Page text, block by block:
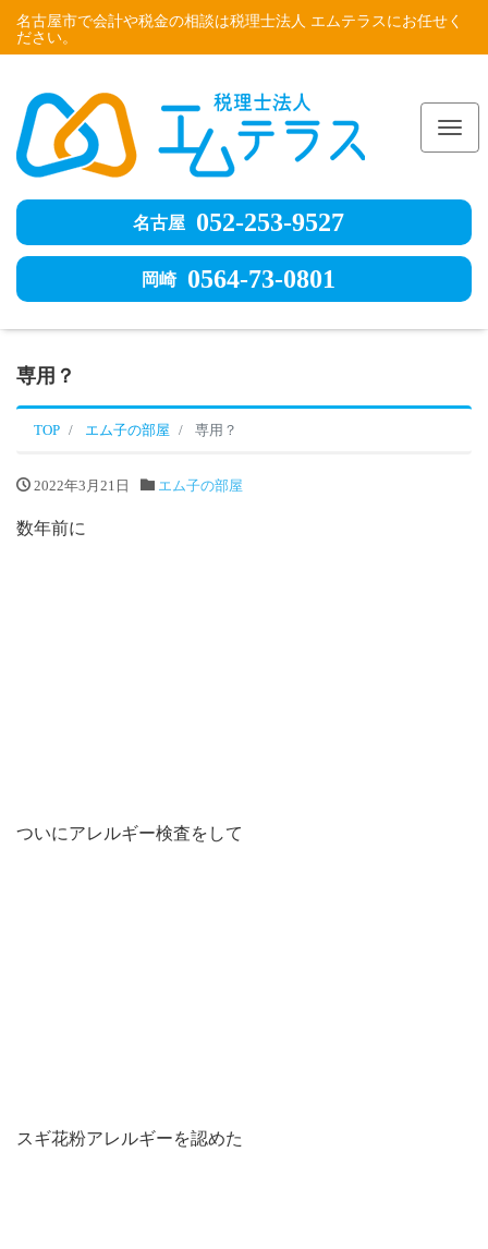
名古屋市で会計や税金の相談は税理士法人 エムテラスにお任せく
ださい。
名古屋 052-253-9527
岡崎 0564-73-0801
専用？
TOP エム子の部屋 専用？
2022年3月21日 エム子の部屋
数年前に
ついにアレルギー検査をして
スギ花粉アレルギーを認めた